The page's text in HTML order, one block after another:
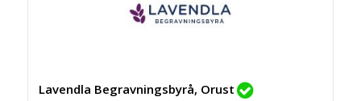
Lavendla Begravningsbyrå, Orust